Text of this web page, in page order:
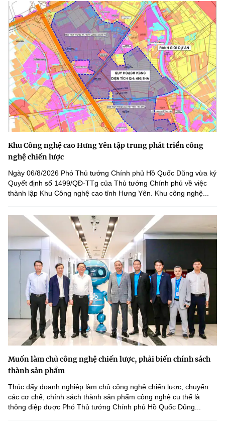
Khu Công nghệ cao Hưng Yên tập trung phát triển công
nghệ chiến lược
Ngày 06/8/2026 Phó Thủ tướng Chính phủ Hồ Quốc Dũng vừa ký
Quyết định số 1499/QĐ-TTg của Thủ tướng Chính phủ về việc
thành lập Khu Công nghệ cao tỉnh Hưng Yên. Khu công nghệ...
Muốn làm chủ công nghệ chiến lược, phải biến chính sách
thành sản phẩm
Thúc đẩy doanh nghiệp làm chủ công nghệ chiến lược, chuyển
các cơ chế, chính sách thành sản phẩm công nghệ cụ thể là
thông điệp được Phó Thủ tướng Chính phủ Hồ Quốc Dũng...